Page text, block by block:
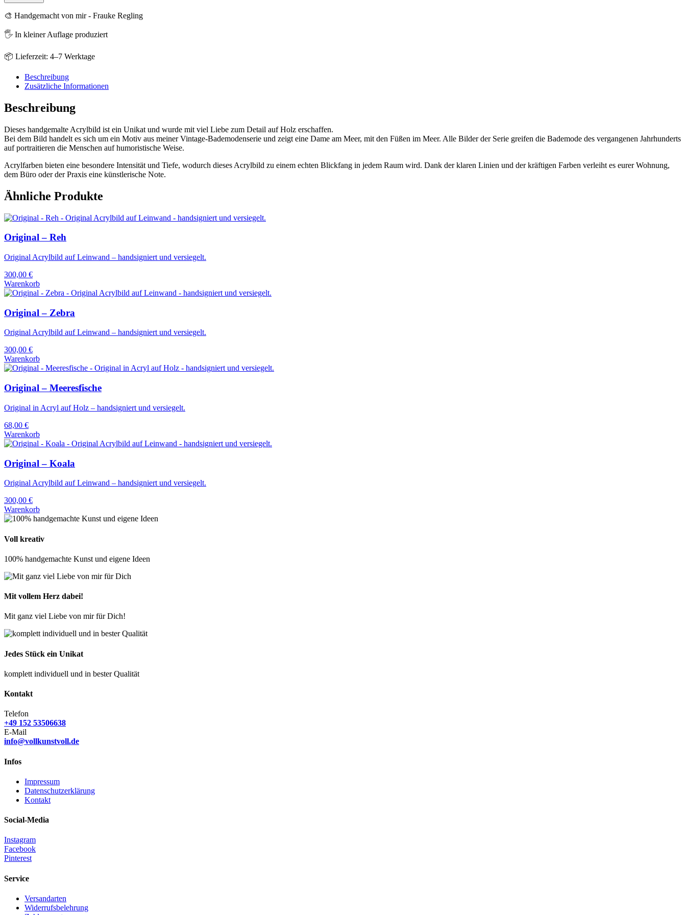
Retro
"Wind
Haar"
🎨 Handgemacht von mir - Frauke Regling
🖐️ In kleiner Auflage produziert
📦 Lieferzeit: 4–7 Werktage
Beschreibung
Zusätzliche Informationen
Beschreibung
Dieses handgemalte Acrylbild ist ein Unikat und wurde mit viel Liebe zum Detail auf Holz erschaffen.
Bei dem Bild handelt es sich um ein Motiv aus meiner Vintage-Bademodenserie und zeigt eine Dame am Meer, mit den Füßen im Meer. Alle Bilder der Serie greifen die Bademode des vergangenen Jahrhunderts
auf portraitieren die Menschen auf humoristische Weise.
Acrylfarben bieten eine besondere Intensität und Tiefe, wodurch dieses Acrylbild zu einem echten Blickfang in jedem Raum wird. Dank der klaren Linien und der kräftigen Farben verleiht es eurer Wohnung,
dem Büro oder der Praxis eine künstlerische Note.
Ähnliche Produkte
Original – Reh
Original Acrylbild auf Leinwand – handsigniert und versiegelt.
300,00 €
Warenkorb
Original – Zebra
Original Acrylbild auf Leinwand – handsigniert und versiegelt.
300,00 €
Warenkorb
Original – Meeresfische
Original in Acryl auf Holz – handsigniert und versiegelt.
68,00 €
Warenkorb
Original – Koala
Original Acrylbild auf Leinwand – handsigniert und versiegelt.
300,00 €
Warenkorb
Voll kreativ
100% handgemachte Kunst und eigene Ideen
Mit vollem Herz dabei!
Mit ganz viel Liebe von mir für Dich!
Jedes Stück ein Unikat
komplett individuell und in bester Qualität
Kontakt
Telefon
+49 152 53506638
E-Mail
info@vollkunstvoll.de
Infos
Impressum
Datenschutzerklärung
Kontakt
Social-Media
Instagram
Facebook
Pinterest
Service
Versandarten
Widerrufsbelehrung